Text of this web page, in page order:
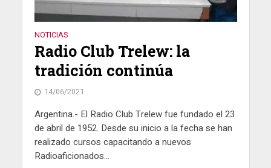
NOTICIAS
Radio Club Trelew: la
tradición continúa
14/06/2021
Argentina.- El Radio Club Trelew fue fundado el 23
de abril de 1952. Desde su inicio a la fecha se han
realizado cursos capacitando a nuevos
Radioaficionados...